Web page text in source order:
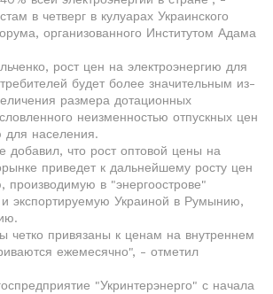
в четверг в кулуарах Украинского
организованного Институтом Адама
рост цен на электроэнергию для
будет более значительным из-
размера дотационных
неизменностью отпускных цен
для населения.
добавил, что рост оптовой цены на
приведет к дальнейшему росту цен
производимую в "энергоострове"
экспортируемую Украиной в Румынию,
четко привязаны к ценам на внутреннем
ежемесячно", - отметил
"Укринтерэнерго" с начала